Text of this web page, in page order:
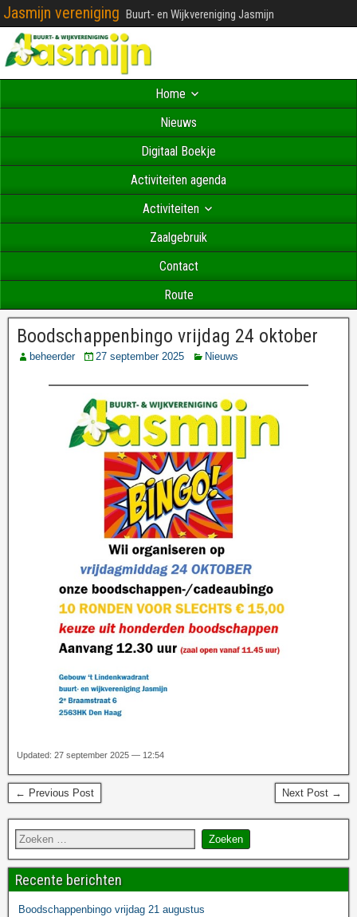
Jasmijn vereniging Buurt- en Wijkvereniging Jasmijn
Home
Nieuws
Digitaal Boekje
Activiteiten agenda
Activiteiten
Zaalgebruik
Contact
Route
Boodschappenbingo vrijdag 24 oktober
beheerder 27 september 2025 Nieuws
Updated: 27 september 2025 — 12:54
← Previous Post Next Post →
Recente berichten
Boodschappenbingo vrijdag 21 augustus